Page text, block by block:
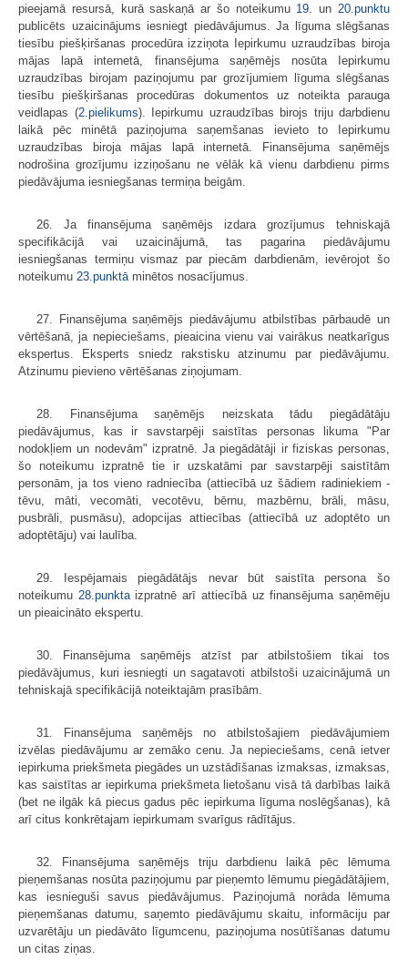
pieejamā resursā, kurā saskaņā ar šo noteikumu 19.un 20.punktu
publicēts uzaicinājums iesniegt piedāvājumus. Ja līguma slēgšanas
tiesību piešķiršanas procedūra izziņota Iepirkumu uzraudzības biroja
mājas lapā internetā, finansējuma saņēmējs nosūta Iepirkumu
uzraudzības birojam paziņojumu par grozījumiem līguma slēgšanas
tiesību piešķiršanas procedūras dokumentos uz noteikta parauga
veidlapas (2.pielikums). Iepirkumu uzraudzības birojs triju darbdienu
laikā pēc minētā paziņojuma saņemšanas ievieto to Iepirkumu
uzraudzības biroja mājas lapā internetā. Finansējuma saņēmējs
nodrošina grozījumu izziņošanu ne vēlāk kā vienu darbdienu pirms
piedāvājuma iesniegšanas termiņa beigām.
26. Ja finansējuma saņēmējs izdara grozījumus tehniskajā
specifikācijā vai uzaicinājumā, tas pagarina piedāvājumu
iesniegšanas termiņu vismaz par piecām darbdienām, ievērojot šo
noteikumu 23.punktā minētos nosacījumus.
27. Finansējuma saņēmējs piedāvājumu atbilstības pārbaudē un
vērtēšanā, ja nepieciešams, pieaicina vienu vai vairākus neatkarīgus
ekspertus. Eksperts sniedz rakstisku atzinumu par piedāvājumu.
Atzinumu pievieno vērtēšanas ziņojumam.
28. Finansējuma saņēmējs neizskata tādu piegādātāju
piedāvājumus, kas ir savstarpēji saistītas personas likuma "Par
nodokļiem un nodevām" izpratnē. Ja piegādātāji ir fiziskas personas,
šo noteikumu izpratnē tie ir uzskatāmi par savstarpēji saistītām
personām, ja tos vieno radniecība (attiecībā uz šādiem radiniekiem -
tēvu, māti, vecomāti, vecotēvu, bērnu, mazbērnu, brāli, māsu,
pusbrāli, pusmāsu), adopcijas attiecības (attiecībā uz adoptēto un
adoptētāju) vai laulība.
29. Iespējamais piegādātājs nevar būt saistīta persona šo
noteikumu 28.punktaizpratnē arī attiecībā uz finansējuma saņēmēju
un pieaicināto ekspertu.
30. Finansējuma saņēmējs atzīst par atbilstošiem tikai tos
piedāvājumus, kuri iesniegti un sagatavoti atbilstoši uzaicinājumā un
tehniskajā specifikācijā noteiktajām prasībām.
31. Finansējuma saņēmējs no atbilstošajiem piedāvājumiem
izvēlas piedāvājumu ar zemāko cenu. Ja nepieciešams, cenā ietver
iepirkuma priekš­meta piegādes un uzstādīšanas izmaksas, izmaksas,
kas saistītas ar iepirkuma priekšmeta lietošanu visā tā darbības laikā
(bet ne ilgāk kā piecus gadus pēc iepirkuma līguma noslēgšanas), kā
arī citus konkrētajam iepirkumam svarīgus rādītājus.
32. Finansējuma saņēmējs triju darbdienu laikā pēc lēmuma
pieņemšanas nosūta paziņojumu par pieņemto lēmumu piegādātājiem,
kas iesnieguši savus piedāvājumus. Paziņojumā norāda lēmuma
pieņemšanas datumu, saņemto piedāvājumu skaitu, informāciju par
uzvarētāju un piedāvāto līgumcenu, paziņojuma nosūtīšanas datumu
un citas ziņas.